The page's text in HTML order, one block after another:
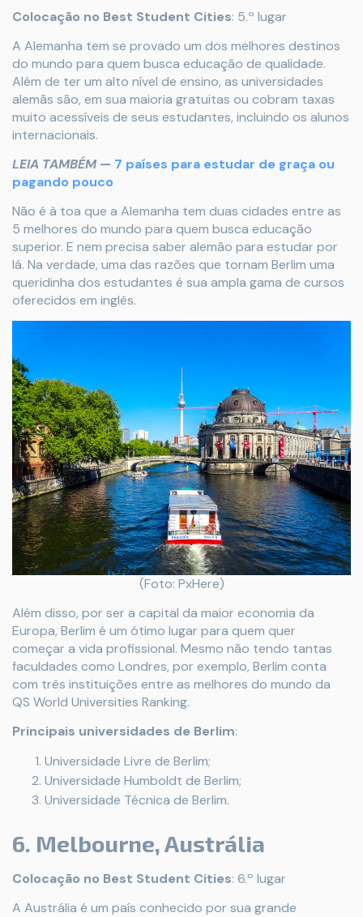
Colocação no Best Student Cities: 5.º lugar
A Alemanha tem se provado um dos melhores destinos
do mundo para quem busca educação de qualidade.
Além de ter um alto nível de ensino, as universidades
alemãs são, em sua maioria gratuitas ou cobram taxas
muito acessíveis de seus estudantes, incluindo os alunos
internacionais.
LEIA TAMBÉM— 7 países para estudar de graça ou
pagando pouco
Não é à toa que a Alemanha tem duas cidades entre as
5 melhores do mundo para quem busca educação
superior. E nem precisa saber alemão para estudar por
lá. Na verdade, uma das razões que tornam Berlim uma
queridinha dos estudantes é sua ampla gama de cursos
oferecidos em inglês.
(Foto: PxHere)
Além disso, por ser a capital da maior economia da
Europa, Berlim é um ótimo lugar para quem quer
começar a vida profissional. Mesmo não tendo tantas
faculdades como Londres, por exemplo, Berlim conta
com três instituições entre as melhores do mundo da
QS World Universities Ranking.
Principais universidades de Berlim:
Universidade Livre de Berlim;
Universidade Humboldt de Berlim;
Universidade Técnica de Berlim.
6. Melbourne, Austrália
Colocação no Best Student Cities: 6.º lugar
A Austrália é um país conhecido por sua grande